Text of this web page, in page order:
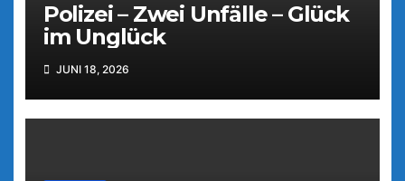
Polizei – Zwei Unfälle – Glück
im Unglück
JUNI 18, 2026